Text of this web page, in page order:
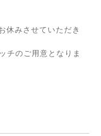
みさせていただき
チのご用意となりま